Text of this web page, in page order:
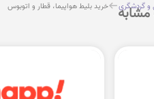
گردشگری خرید بلیط هواپیما، قطار و اتوبوس